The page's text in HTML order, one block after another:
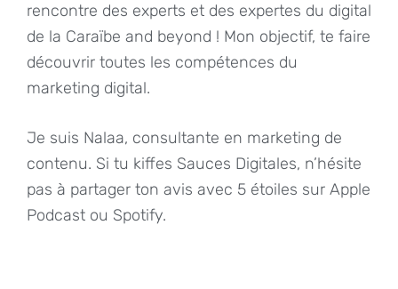
rencontre des experts et des expertes du digital
de la Caraïbe and beyond ! Mon objectif, te faire
découvrir toutes les compétences du
marketing digital.
Je suis Nalaa, consultante en marketing de
contenu. Si tu kiffes Sauces Digitales, n’hésite
pas à partager ton avis avec 5 étoiles sur Apple
Podcast ou Spotify.